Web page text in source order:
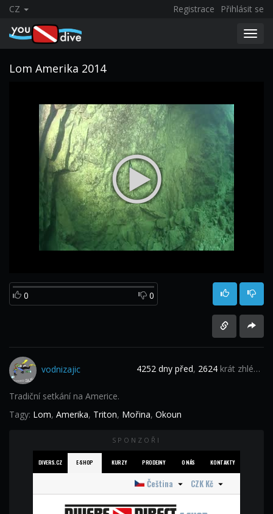
CZ Registrace Přihlásit se
Lom Amerika 2014
0 0
vodnizajic 4252 dny před, 2624 krát zhlédnuto
Tradiční setkání na Americe.
Tagy: Lom, Amerika, Triton, Mořina, Okoun
SPONZOŘI